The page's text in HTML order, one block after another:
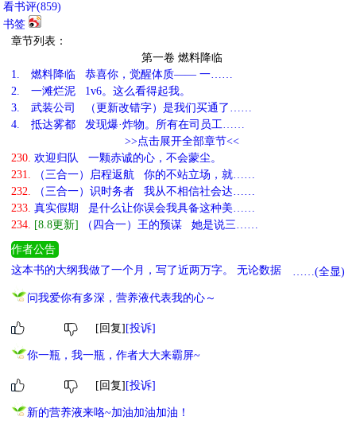
看书评(859)
书签
章节列表：
第一卷 燃料降临
1.
燃料降临 恭喜你，觉醒体质—— 一……
2.
一滩烂泥 1v6。这么看得起我。
3.
武装公司 （更新改错字）是我们买通了……
4.
抵达雾都 发现爆·炸物。所有在司员工……
>>点击展开全部章节<<
230. 欢迎归队 一颗赤诚的心，不会蒙尘。
231. （三合一）启程返航 你的不站立场，就……
232. （三合一）识时务者 我从不相信社会达……
233. 真实假期 是什么让你误会我具备这种美……
234. [8.8更新] （四合一）王的预谋 她是说三……
作者公告
这本书的大纲我做了一个月，写了近两万字。 无论数据如何，只要
没有不可抗因素，我一定会完结的。 喜欢的存长看的宝宝可以点个
收藏先，我会倍感鼓励。 谢谢你看我的文~
……(全显)
问我爱你有多深，营养液代表我的心～
[回复] [投诉]
你一瓶，我一瓶，作者大大来霸屏~
[回复] [投诉]
新的营养液来咯~加油加油加油！